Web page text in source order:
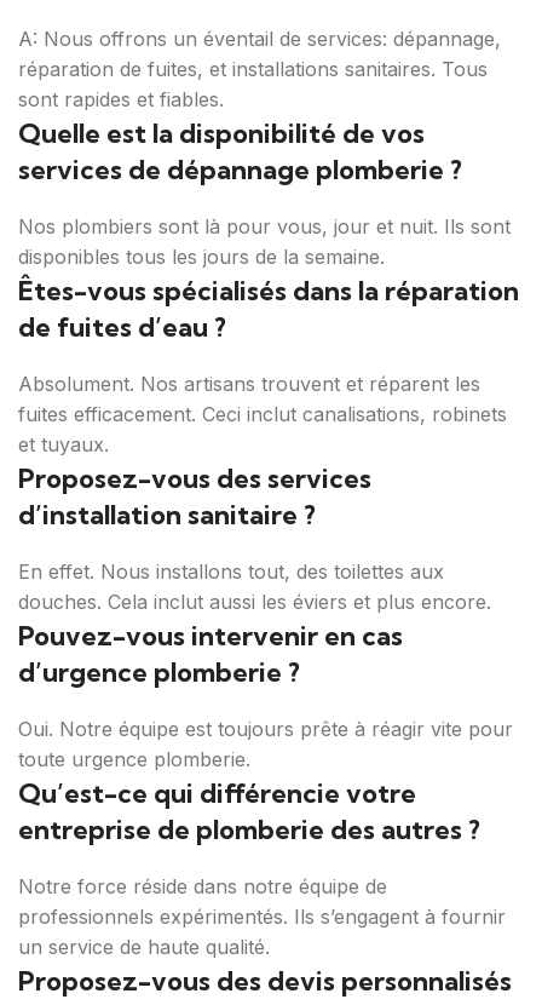
A: Nous offrons un éventail de services: dépannage,
réparation de fuites, et installations sanitaires. Tous
sont rapides et fiables.
Quelle est la disponibilité de vos
services de dépannage plomberie ?
Nos plombiers sont là pour vous, jour et nuit. Ils sont
disponibles tous les jours de la semaine.
Êtes-vous spécialisés dans la réparation
de fuites d’eau ?
Absolument. Nos artisans trouvent et réparent les
fuites efficacement. Ceci inclut canalisations, robinets
et tuyaux.
Proposez-vous des services
d’installation sanitaire ?
En effet. Nous installons tout, des toilettes aux
douches. Cela inclut aussi les éviers et plus encore.
Pouvez-vous intervenir en cas
d’urgence plomberie ?
Oui. Notre équipe est toujours prête à réagir vite pour
toute urgence plomberie.
Qu’est-ce qui différencie votre
entreprise de plomberie des autres ?
Notre force réside dans notre équipe de
professionnels expérimentés. Ils s’engagent à fournir
un service de haute qualité.
Proposez-vous des devis personnalisés